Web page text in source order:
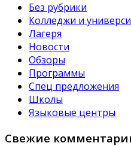
Без рубрики
Колледжи и
Лагеря
Новости
Обзоры
Программы
Спец предложения
Школы
Языковые центры
Свежие